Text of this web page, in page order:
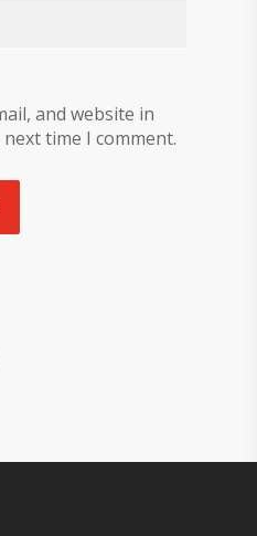
and website in
time I comment.